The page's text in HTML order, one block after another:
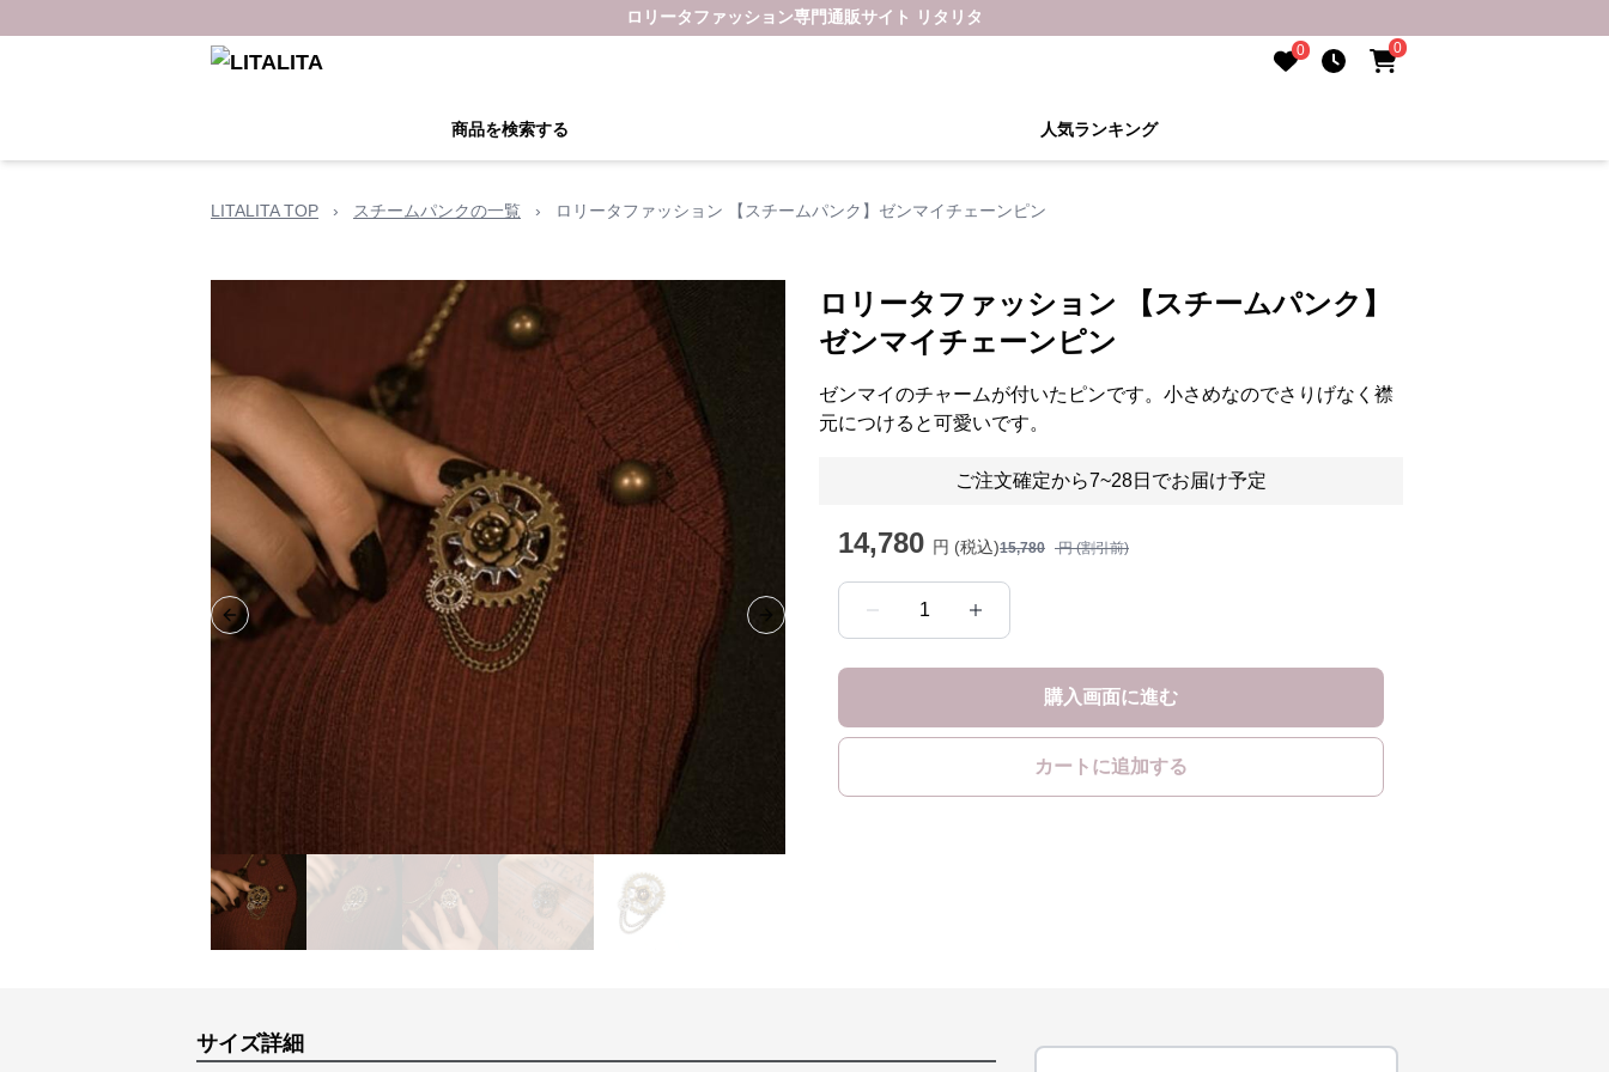
ロリータファッション専門通販サイト リタリタ
0 0
商品を検索する 人気ランキング
LITALITA TOP › スチームパンクの一覧 › ロリータファッション 【スチームパンク】ゼンマイチェーンピン
Previous slide Next slide
ロリータファッション 【スチームパンク】
ゼンマイチェーンピン
ゼンマイのチャームが付いたピンです。小さめなのでさりげなく襟
元につけると可愛いです。
ご注文確定から7~28日でお届け予定
14,780 円 (税込)15,780 円 (割引前)
1
購入画面に進む
カートに追加する
サイズ詳細